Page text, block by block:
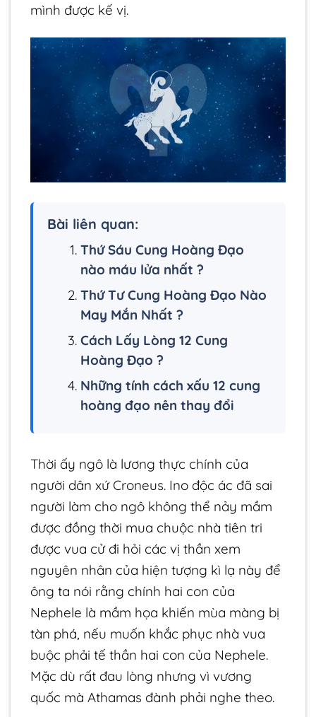
mình được kế vị.
Bài liên quan:
Thứ Sáu Cung Hoàng Đạo
nào máu lửa nhất ?
Thứ Tư Cung Hoàng Đạo Nào
May Mắn Nhất ?
Cách Lấy Lòng 12 Cung
Hoàng Đạo ?
Những tính cách xấu 12 cung
hoàng đạo nên thay đổi
Thời ấy ngô là lương thực chính của
người dân xứ Croneus. Ino độc ác đã sai
người làm cho ngô không thể nảy mầm
được đồng thời mua chuộc nhà tiên tri
được vua cử đi hỏi các vị thần xem
nguyên nhân của hiện tượng kì lạ này để
ông ta nói rằng chính hai con của
Nephele là mầm họa khiến mùa màng bị
tàn phá, nếu muốn khắc phục nhà vua
buộc phải tế thần hai con của Nephele.
Mặc dù rất đau lòng nhưng vì vương
quốc mà Athamas đành phải nghe theo.